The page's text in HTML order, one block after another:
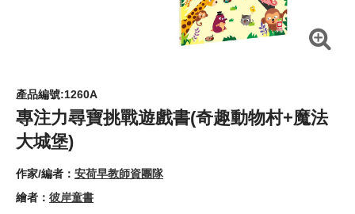
產品編號:1260A
專注力尋寶挑戰遊戲書(奇趣動物村+魔法
大城堡)
作家/編者： 安荷早教師資團隊
繪者： 彼岸童書